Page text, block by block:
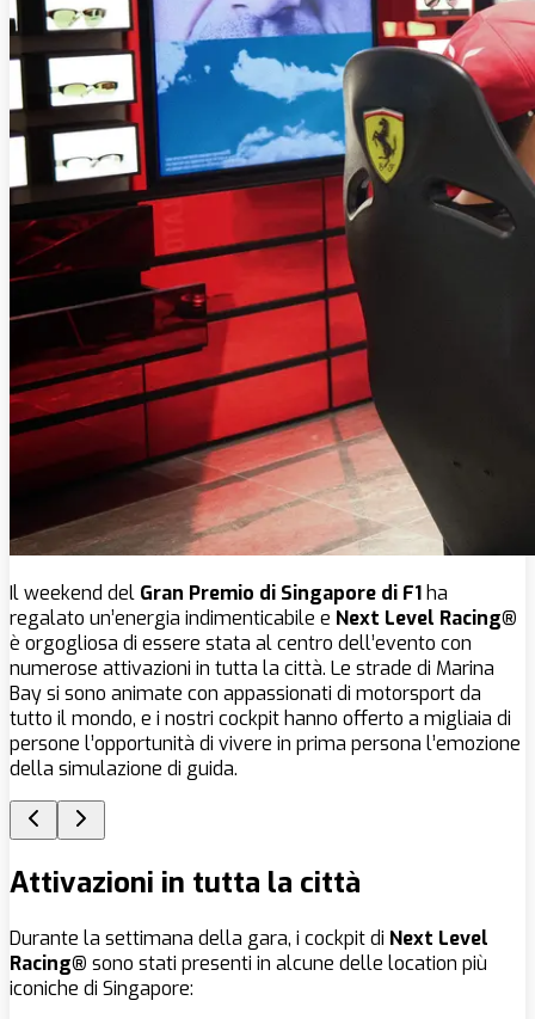
Il weekend del Gran Premio di Singapore di F1ha
regalato un’energia indimenticabile e Next Level Racing®
è orgogliosa di essere stata al centro dell’evento con
numerose attivazioni in tutta la città. Le strade di Marina
Bay si sono animate con appassionati di motorsport da
tutto il mondo, e i nostri cockpit hanno offerto a migliaia di
persone l’opportunità di vivere in prima persona l’emozione
della simulazione di guida.
Attivazioni in tutta la città
Durante la settimana della gara, i cockpit di Next Level
Racing® sono stati presenti in alcune delle location più
iconiche di Singapore: